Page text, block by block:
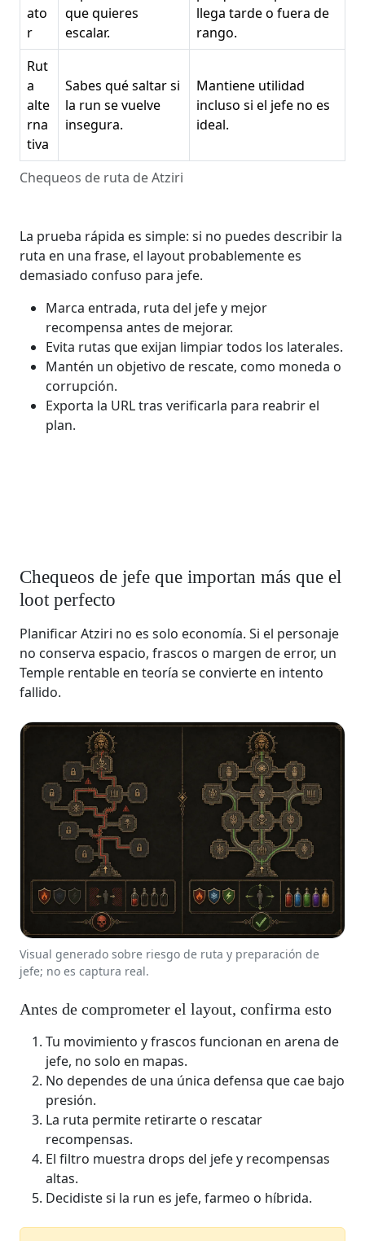
Chequeos de ruta de Atziri
ato
r
que quieres
escalar.
llega tarde o fuera de
rango.
Rut
a
alte
rna
tiva
Sabes qué saltar si
la run se vuelve
insegura.
Mantiene utilidad
incluso si el jefe no es
ideal.
La prueba rápida es simple: si no puedes describir la
ruta en una frase, el layout probablemente es
demasiado confuso para jefe.
Marca entrada, ruta del jefe y mejor
recompensa antes de mejorar.
Evita rutas que exijan limpiar todos los laterales.
Mantén un objetivo de rescate, como moneda o
corrupción.
Exporta la URL tras verificarla para reabrir el
plan.
Chequeos de jefe que importan más que el
loot perfecto
Planificar Atziri no es solo economía. Si el personaje
no conserva espacio, frascos o margen de error, un
Temple rentable en teoría se convierte en intento
fallido.
Visual generado sobre riesgo de ruta y preparación de
jefe; no es captura real.
Antes de comprometer el layout, confirma esto
Tu movimiento y frascos funcionan en arena de
jefe, no solo en mapas.
No dependes de una única defensa que cae bajo
presión.
La ruta permite retirarte o rescatar
recompensas.
El filtro muestra drops del jefe y recompensas
altas.
Decidiste si la run es jefe, farmeo o híbrida.